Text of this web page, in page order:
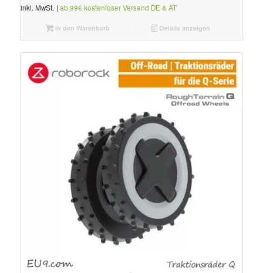
inkl. MwSt. | ab 99€ kostenloser Versand DE & AT
In den Warenkorb Details anzeigen